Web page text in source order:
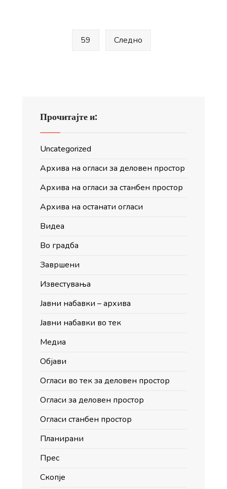
59 Следно
Прочитајте и:
Uncategorized
Архива на огласи за деловен простор
Архива на огласи за станбен простор
Архива на останати огласи
Видеа
Во градба
Завршени
Известувања
Јавни набавки – архива
Јавни набавки во тек
Медиа
Објави
Огласи во тек за деловен простор
Огласи за деловен простор
Огласи станбен простор
Планирани
Прес
Скопје